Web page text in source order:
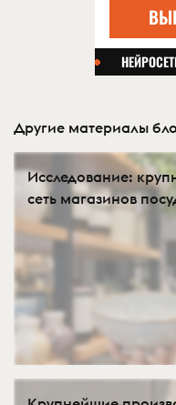
Другие материалы
Исследование:
сеть магазинов